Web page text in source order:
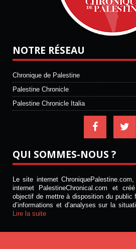
NOTRE RÉSEAU
Chronique de Palestine
Palestine Chronicle
Palestine Chronicle Italia
QUI SOMMES-NOUS ?
Le site internet
internet PalestineChronical.com et
objectif de mettre à disposition du public
d’informations et d’analyses sur la
Lire la suite